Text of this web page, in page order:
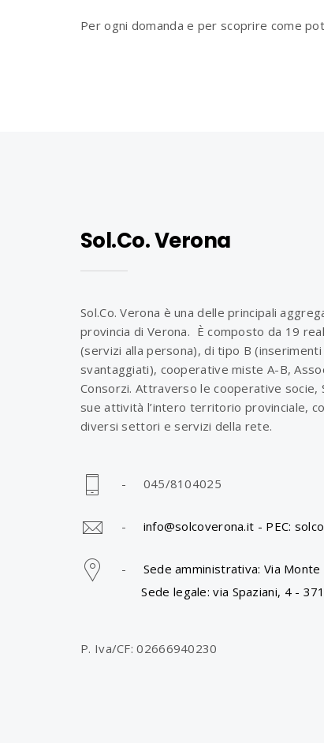
Per ogni domanda e per scoprire come
Sol.Co. Verona
Sol.Co. Verona è una delle principali
provincia di Verona. È composto da 19
(servizi alla persona), di tipo B
svantaggiati), cooperative miste A-B,
Consorzi. Attraverso le cooperative socie,
sue attività l’intero territorio provinciale,
diversi settori e servizi della rete.
- 045/8104025
- info@solcoverona.it - PEC:
- Sede amministrativa: Via
Sede legale: via Spaziani, 4 -
P. Iva/CF: 02666940230